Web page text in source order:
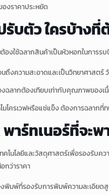
งราคาประหยัด
บตัว ใครบ้างที่
องใช้ฉลากสินค้าเป็นหัวหอกในการร
ถึงความสะอาดและเป็นวิทยาศาสต
ลากต้องเทียบเท่ากับคุณภาพของเนื้
โครเวฟหรือแช่แข็ง ต้องการฉลากที่
าร์ทเนอร์ที่จะ
โนโลยีและวัสดุศาสตร์เพื่อรองรับค
กว่าราคา
องพิมพ์ที่รองรับการพิมพ์ความละเอีย